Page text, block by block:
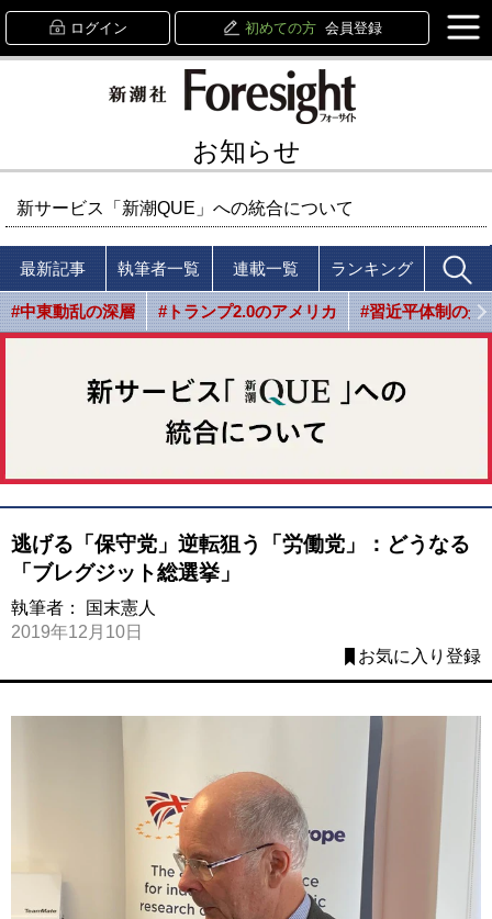
ログイン 初めての方 会員登録
お知らせ
新サービス「新潮QUE」への統合について
最新記事 執筆者一覧 連載一覧 ランキング
#中東動乱の深層 #トランプ2.0のアメリカ #習近平体制の光
逃げる「保守党」逆転狙う「労働党」：どうなる
「ブレグジット総選挙」
執筆者：
国末憲人
2019年12月10日
お気に入り登録